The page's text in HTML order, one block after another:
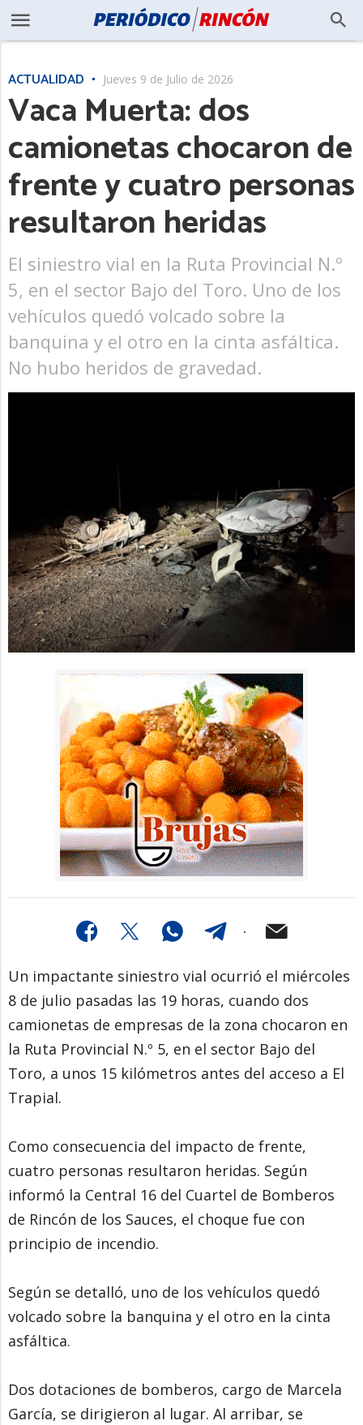
ACTUALIDAD Jueves 9 de Julio de 2026
Vaca Muerta: dos
camionetas chocaron de
frente y cuatro personas
resultaron heridas
El siniestro vial en la Ruta Provincial N.º
5, en el sector Bajo del Toro. Uno de los
vehículos quedó volcado sobre la
banquina y el otro en la cinta asfáltica.
No hubo heridos de gravedad.
Un impactante siniestro vial ocurrió el miércoles
8 de julio pasadas las 19 horas, cuando dos
camionetas de empresas de la zona chocaron en
la Ruta Provincial N.º 5, en el sector Bajo del
Toro, a unos 15 kilómetros antes del acceso a El
Trapial.
Como consecuencia del impacto de frente,
cuatro personas resultaron heridas. Según
informó la Central 16 del Cuartel de Bomberos
de Rincón de los Sauces, el choque fue con
principio de incendio.
Según se detalló, uno de los vehículos quedó
volcado sobre la banquina y el otro en la cinta
asfáltica.
Dos dotaciones de bomberos, cargo de Marcela
García, se dirigieron al lugar. Al arribar, se